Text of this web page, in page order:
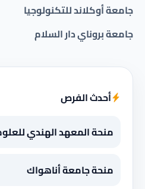
جامعة أوكلاند للتكنولوجيا
جامعة بروناي دار السلام
أحدث الفرص
منحة المعهد الهندي
منحة جامعة أناهواك